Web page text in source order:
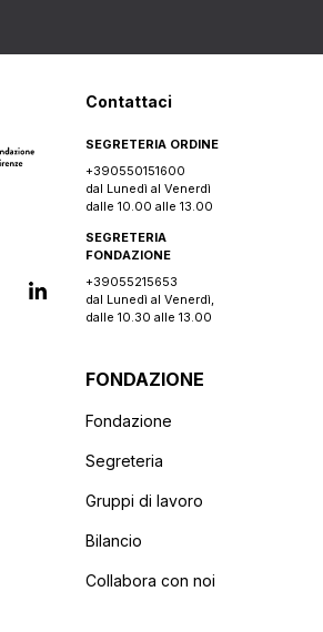
Contattaci
SEGRETERIA ORDINE
+390550151600
dal Lunedì al Venerdì
dalle 10.00 alle 13.00
SEGRETERIA
FONDAZIONE
+39055215653
dal Lunedì al Venerdì,
dalle 10.30 alle 13.00
FONDAZIONE
Fondazione
Segreteria
Gruppi di lavoro
Bilancio
Collabora con noi